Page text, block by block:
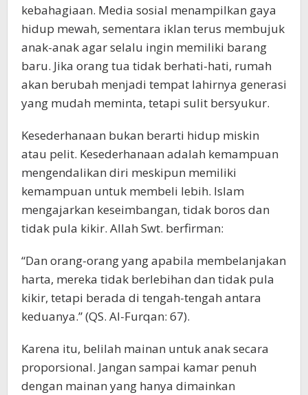
kebahagiaan. Media sosial menampilkan gaya
hidup mewah, sementara iklan terus membujuk
anak-anak agar selalu ingin memiliki barang
baru. Jika orang tua tidak berhati-hati, rumah
akan berubah menjadi tempat lahirnya generasi
yang mudah meminta, tetapi sulit bersyukur.
Kesederhanaan bukan berarti hidup miskin
atau pelit. Kesederhanaan adalah kemampuan
mengendalikan diri meskipun memiliki
kemampuan untuk membeli lebih. Islam
mengajarkan keseimbangan, tidak boros dan
tidak pula kikir. Allah Swt. berfirman:
“Dan orang-orang yang apabila membelanjakan
harta, mereka tidak berlebihan dan tidak pula
kikir, tetapi berada di tengah-tengah antara
keduanya.” (QS. Al-Furqan: 67).
Karena itu, belilah mainan untuk anak secara
proporsional. Jangan sampai kamar penuh
dengan mainan yang hanya dimainkan